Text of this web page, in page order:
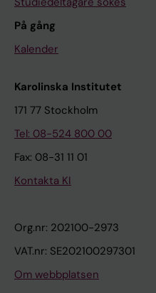
På gång
Kalender
Karolinska Institutet
171 77 Stockholm
Tel: 08-524 800 00
Fax: 08-31 11 01
Kontakta KI
Org.nr: 202100-2973
VAT.nr: SE202100297301
Om webbplatsen